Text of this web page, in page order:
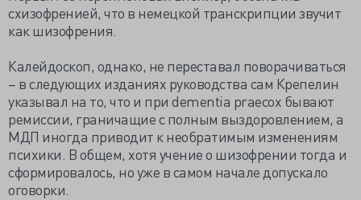
схизофренией, что в немецкой транскрипции звучит
как шизофрения.
Калейдоскоп, однако, не переставал поворачиваться
– в следующих изданиях руководства сам Крепелин
указывал на то, что и при dementia praecox бывают
ремиссии, граничащие с полным выздоровлением, а
МДП иногда приводит к необратимым изменениям
психики. В общем, хотя учение о шизофрении тогда и
сформировалось, но уже в самом начале допускало
оговорки.